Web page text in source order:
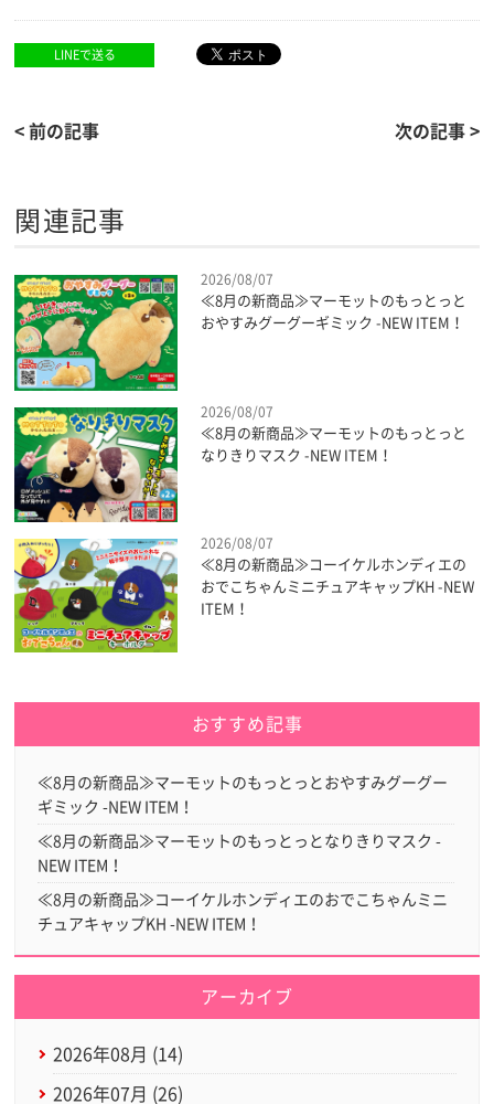
LINEで送る
< 前の記事 次の記事 >
関連記事
2026/08/07
≪8月の新商品≫マーモットのもっとっと
おやすみグーグーギミック -NEW ITEM！
2026/08/07
≪8月の新商品≫マーモットのもっとっと
なりきりマスク -NEW ITEM！
2026/08/07
≪8月の新商品≫コーイケルホンディエの
おでこちゃんミニチュアキャップKH -NEW
ITEM！
おすすめ記事
≪8月の新商品≫マーモットのもっとっとおやすみグーグー
ギミック -NEW ITEM！
≪8月の新商品≫マーモットのもっとっとなりきりマスク -
NEW ITEM！
≪8月の新商品≫コーイケルホンディエのおでこちゃんミニ
チュアキャップKH -NEW ITEM！
アーカイブ
2026年08月 (14)
2026年07月 (26)